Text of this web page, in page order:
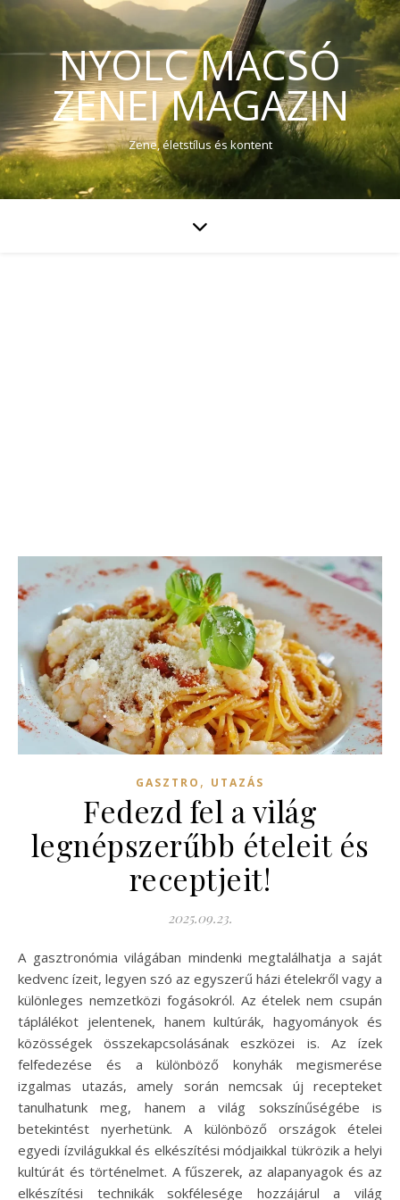
NYOLC MACSÓ
ZENEI MAGAZIN
Zene, életstílus és kontent
GASZTRO , UTAZÁS
Fedezd fel a világ
legnépszerűbb ételeit és
receptjeit!
2025.09.23.
A gasztronómia világában mindenki megtalálhatja a saját
kedvenc ízeit, legyen szó az egyszerű házi ételekről vagy a
különleges nemzetközi fogásokról. Az ételek nem csupán
táplálékot jelentenek, hanem kultúrák, hagyományok és
közösségek összekapcsolásának eszközei is. Az ízek
felfedezése és a különböző konyhák megismerése
izgalmas utazás, amely során nemcsak új recepteket
tanulhatunk meg, hanem a világ sokszínűségébe is
betekintést nyerhetünk. A különböző országok ételei
egyedi ízvilágukkal és elkészítési módjaikkal tükrözik a helyi
kultúrát és történelmet. A fűszerek, az alapanyagok és az
elkészítési technikák sokfélesége hozzájárul a világ